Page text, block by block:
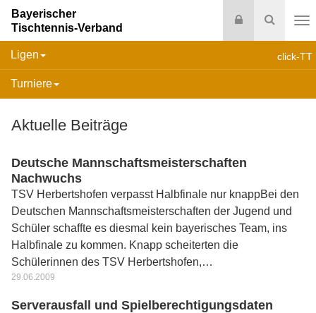
Suche
Login
Bayerischer
Tischtennis-Verband
click-TT
Ligen
Turniere
Aktuelle Beiträge
Deutsche Mannschaftsmeisterschaften
Nachwuchs
TSV Herbertshofen verpasst Halbfinale nur knappBei den
Deutschen Mannschaftsmeisterschaften der Jugend und
Schüler schaffte es diesmal kein bayerisches Team, ins
Halbfinale zu kommen. Knapp scheiterten die
Schülerinnen des TSV Herbertshofen,…
29.06.2009
Serverausfall und Spielberechtigungsdaten